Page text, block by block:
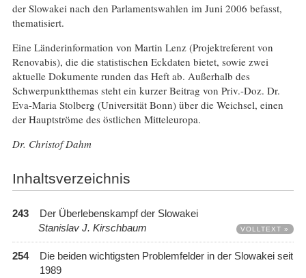
der Slowakei nach den Parlamentswahlen im Juni 2006 befasst,
thematisiert.
Eine Länderinformation von Martin Lenz (Projektreferent von
Renovabis), die die statistischen Eckdaten bietet, sowie zwei
aktuelle Dokumente runden das Heft ab. Außerhalb des
Schwerpunktthemas steht ein kurzer Beitrag von Priv.-Doz. Dr.
Eva-Maria Stolberg (Universität Bonn) über die Weichsel, einen
der Hauptströme des östlichen Mitteleuropa.
Dr. Christof Dahm
Inhaltsverzeichnis
243
Der Überlebenskampf der Slowakei
Stanislav J. Kirschbaum
VOLLTEXT »
254
Die beiden wichtigsten Problemfelder in der Slowakei seit
1989